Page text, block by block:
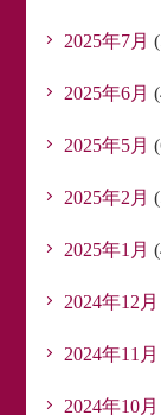
2025年7月
2025年6月
2025年5月
2025年2月
2025年1月
2024年12月
2024年11月
2024年10月